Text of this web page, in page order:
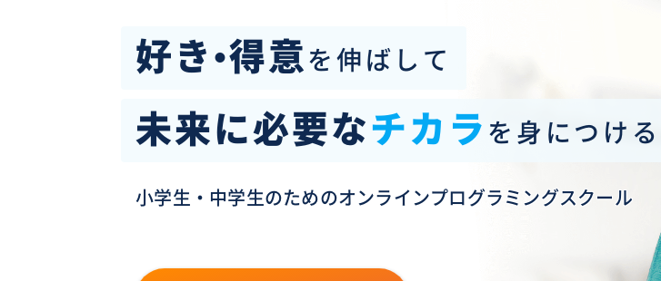
好き•得意を伸ばして
未来に必要なチカラ を身につける
小学生・中学生のためのオンラインプログラミングスクール